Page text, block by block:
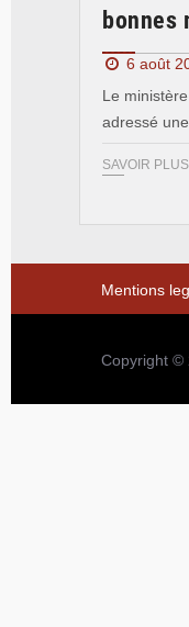
bonnes
6 août
Le
adressé
SAVOIR PLUS
Mentions
Copyright ©